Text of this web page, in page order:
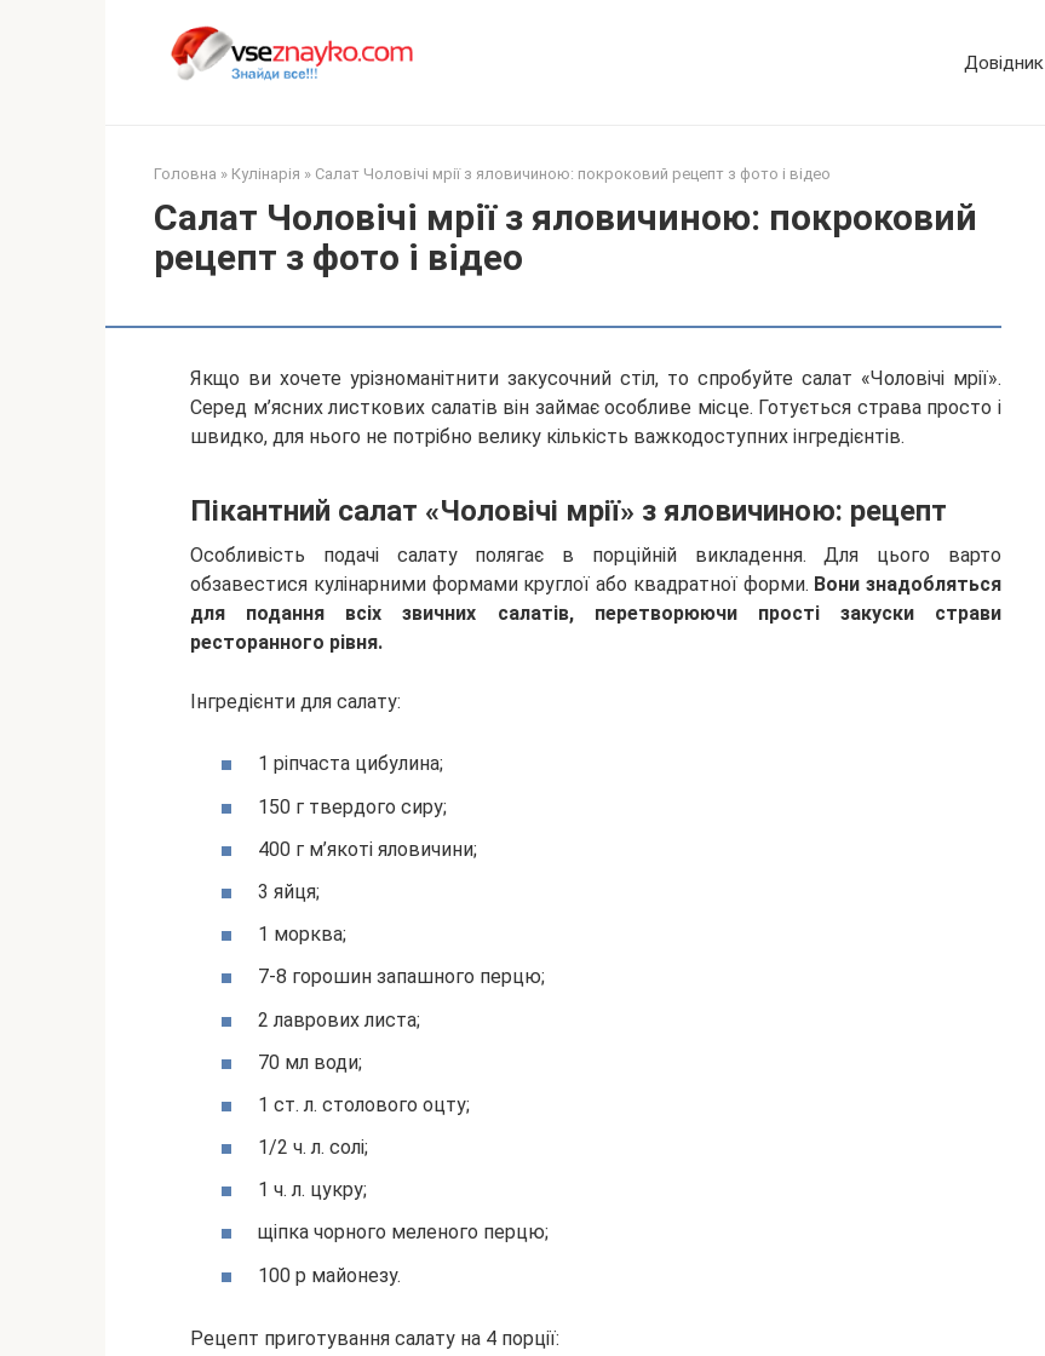
Довідник
Головна » Кулінарія » Салат Чоловічі мрії з яловичиною: покроковий рецепт з фото і відео
Салат Чоловічі мрії з яловичиною: покроковий
рецепт з фото і відео
Якщо ви хочете урізноманітнити закусочний стіл, то спробуйте салат «Чоловічі мрії».
Серед м’ясних листкових салатів він займає особливе місце. Готується страва просто і
швидко, для нього не потрібно велику кількість важкодоступних інгредієнтів.
Пікантний салат «Чоловічі мрії» з яловичиною: рецепт
Особливість подачі салату полягає в порційній викладення. Для цього варто
обзавестися кулінарними формами круглої або квадратної форми. Вони знадобляться
для подання всіх звичних салатів, перетворюючи прості закуски страви
ресторанного рівня.
Інгредієнти для салату:
1 ріпчаста цибулина;
150 г твердого сиру;
400 г м’якоті яловичини;
3 яйця;
1 морква;
7-8 горошин запашного перцю;
2 лаврових листа;
70 мл води;
1 ст. л. столового оцту;
1/2 ч. л. солі;
1 ч. л. цукру;
щіпка чорного меленого перцю;
100 р майонезу.
Рецепт приготування салату на 4 порції: